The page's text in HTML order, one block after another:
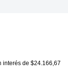
interés de $24.166,67